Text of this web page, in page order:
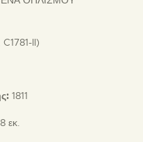
II)
1811
εκ.